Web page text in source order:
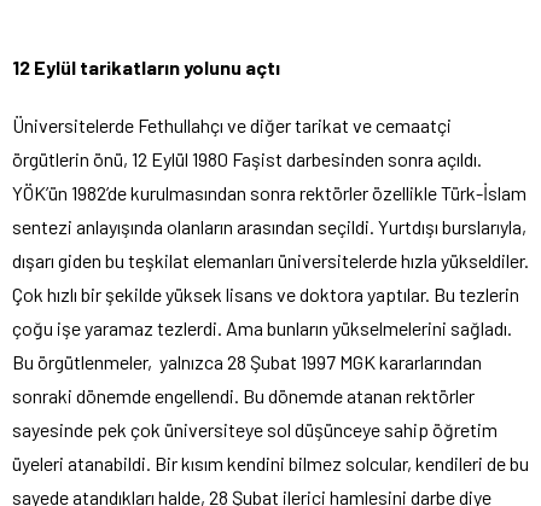
12 Eylül tarikatların yolunu açtı
Üniversitelerde Fethullahçı ve diğer tarikat ve cemaatçi
örgütlerin önü, 12 Eylül 1980 Faşist darbesinden sonra açıldı.
YÖK’ün 1982’de kurulmasından sonra rektörler özellikle Türk-İslam
sentezi anlayışında olanların arasından seçildi. Yurtdışı burslarıyla,
dışarı giden bu teşkilat elemanları üniversitelerde hızla yükseldiler.
Çok hızlı bir şekilde yüksek lisans ve doktora yaptılar. Bu tezlerin
çoğu işe yaramaz tezlerdi. Ama bunların yükselmelerini sağladı.
Bu örgütlenmeler, yalnızca 28 Şubat 1997 MGK kararlarından
sonraki dönemde engellendi. Bu dönemde atanan rektörler
sayesinde pek çok üniversiteye sol düşünceye sahip öğretim
üyeleri atanabildi. Bir kısım kendini bilmez solcular, kendileri de bu
sayede atandıkları halde, 28 Şubat ilerici hamlesini darbe diye